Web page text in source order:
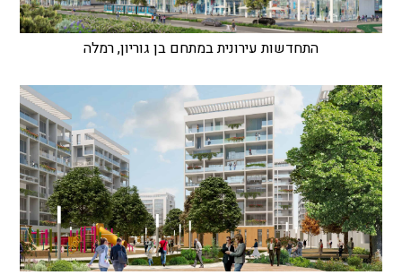
התחדשות עירונית במתחם בן גוריון, רמלה